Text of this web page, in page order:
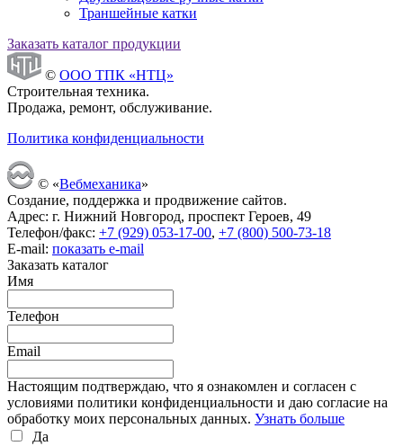
Траншейные катки
Заказать каталог продукции
© ООО ТПК «НТЦ»
Строительная техника.
Продажа, ремонт, обслуживание.
Политика конфиденциальности
© «Вебмеханика»
Создание, поддержка и продвижение сайтов.
Адрес: г. Нижний Новгород, проспект Героев, 49
Телефон/факс: +7 (929) 053-17-00, +7 (800) 500-73-18
E-mail: показать e-mail
Заказать каталог
Имя
Телефон
Email
Настоящим подтверждаю, что я ознакомлен и согласен с
условиями политики конфиденциальности и даю согласие на
обработку моих персональных данных. Узнать больше
Да